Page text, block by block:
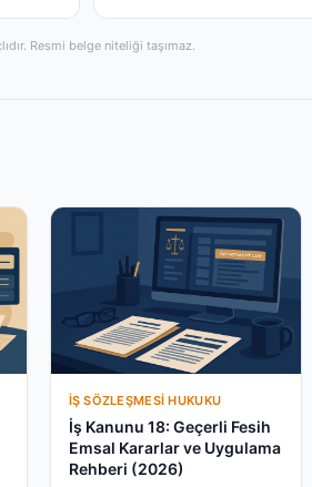
Resmi belge niteliği taşımaz.
İŞ SÖZLEŞMESI HUKUKU
İş Kanunu 18: Geçerli Fesih
Emsal Kararlar ve Uygulama
Rehberi (2026)